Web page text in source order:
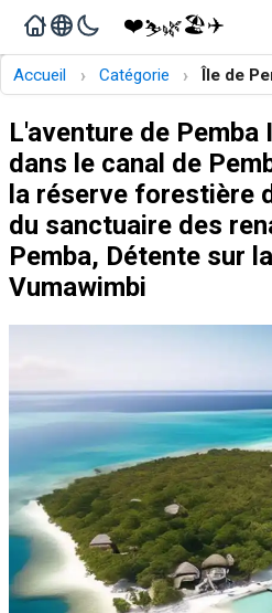
❤️⛷️🌿🏖️✈️
Accueil › Catégorie › Île de
L'aventure de Pemba
dans le canal de
la réserve forestière
du sanctuaire des
Pemba, Détente sur
Vumawimbi